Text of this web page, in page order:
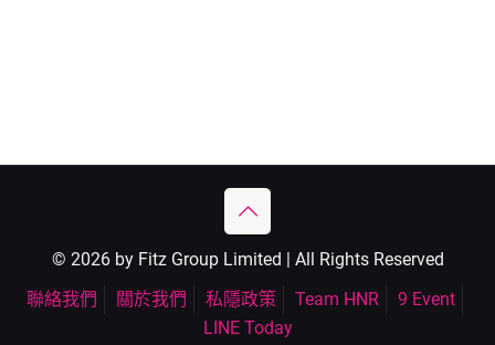
© 2026 by Fitz Group Limited | All Rights Reserved
聯絡我們
關於我們 私隱政策 Team HNR
9 Event
LINE Today